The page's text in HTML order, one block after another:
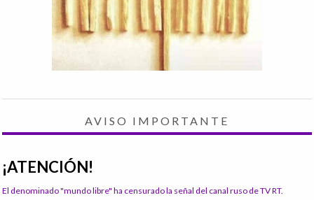
AVISO IMPORTANTE
¡ATENCIÓN!
El denominado "mundo libre" ha censurado la señal del canal ruso de TV RT.